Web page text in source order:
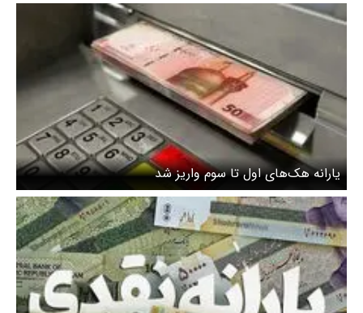
یارانه هک‌های اول تا سوم واریز شد